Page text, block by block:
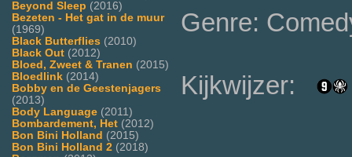
Beyond Sleep (2016)
Bezeten - Het gat in de muur
(1969)
Black Butterflies (2010)
Black Out (2012)
Bloed, Zweet & Tranen (2015)
Bloedlink (2014)
Bobby en de Geestenjagers
(2013)
Body Language (2011)
Bombardement, Het (2012)
Bon Bini Holland (2015)
Bon Bini Holland 2 (2018)
Genre:
Kijkwijzer: